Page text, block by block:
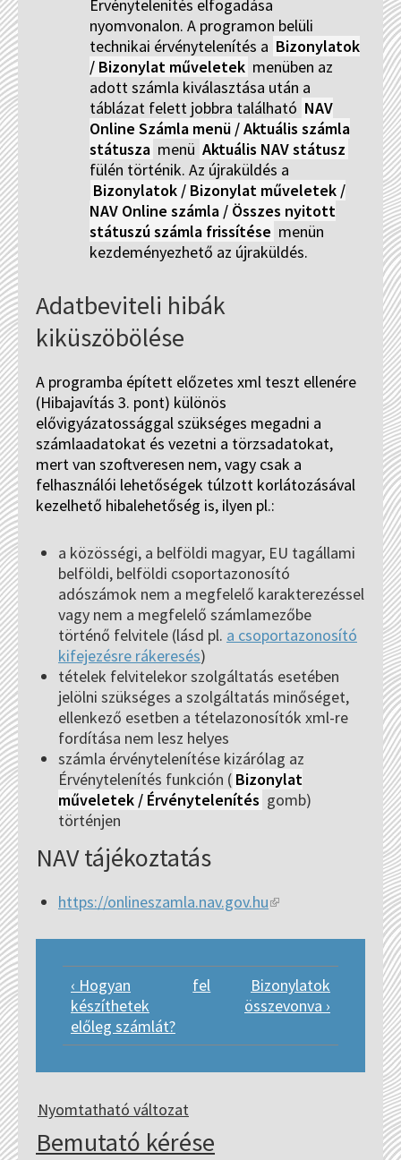
Érvénytelenítés elfogadása
nyomvonalon. A programon belüli
technikai érvénytelenítés a Bizonylatok
/ Bizonylat műveletek menüben az
adott számla kiválasztása után a
táblázat felett jobbra található NAV
Online Számla menü / Aktuális számla
státusza menü Aktuális NAV státusz
fülén történik. Az újraküldés a
Bizonylatok / Bizonylat műveletek /
NAV Online számla / Összes nyitott
státuszú számla frissítése menün
kezdeményezhető az újraküldés.
Adatbeviteli hibák
kiküszöbölése
A programba épített előzetes xml teszt ellenére
(Hibajavítás 3. pont) különös
elővigyázatossággal szükséges megadni a
számlaadatokat és vezetni a törzsadatokat,
mert van szoftveresen nem, vagy csak a
felhasználói lehetőségek túlzott korlátozásával
kezelhető hibalehetőség is, ilyen pl.:
a közösségi, a belföldi magyar, EU tagállami
belföldi, belföldi csoportazonosító
adószámok nem a megfelelő karakterezéssel
vagy nem a megfelelő számlamezőbe
történő felvitele (lásd pl. a csoportazonosító
kifejezésre rákeresés)
tételek felvitelekor szolgáltatás esetében
jelölni szükséges a szolgáltatás minőséget,
ellenkező esetben a tételazonosítók xml-re
fordítása nem lesz helyes
számla érvénytelenítése kizárólag az
Érvénytelenítés funkción ( Bizonylat
műveletek / Érvénytelenítés gomb)
történjen
NAV tájékoztatás
https://onlineszamla.nav.gov.hu(link is external)
‹ Hogyan
készíthetek
előleg számlát?
fel
Bizonylatok
összevonva ›
Nyomtatható változat
Bemutató kérése